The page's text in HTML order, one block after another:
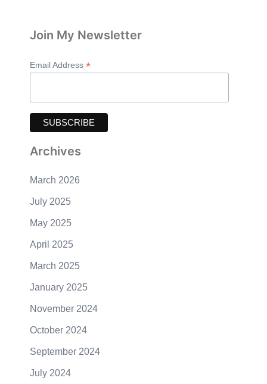
Join My Newsletter
Email Address *
Archives
March 2026
July 2025
May 2025
April 2025
March 2025
January 2025
November 2024
October 2024
September 2024
July 2024